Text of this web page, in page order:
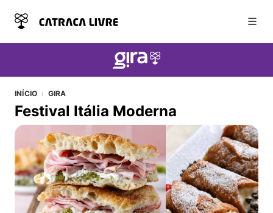
INÍCIO GIRA
Festival Itália Moderna